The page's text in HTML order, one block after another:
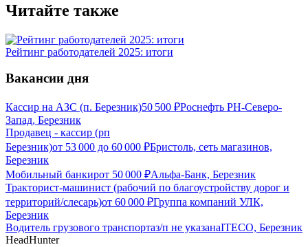
Читайте также
Рейтинг работодателей 2025: итоги
Вакансии дня
Кассир на АЗС (п. Березник)50 500 ₽Роснефть РН-Северо-
Запад, Березник
Продавец - кассир (рп
Березник)от 53 000 до 60 000 ₽Бристоль, сеть магазинов,
Березник
Мобильный банкирот 50 000 ₽Альфа-Банк, Березник
Тракторист-машинист (рабочий по благоустройству дорог и
территорий/слесарь)от 60 000 ₽Группа компаний УЛК,
Березник
Водитель грузового транспортаз/п не указанаITECO, Березник
HeadHunter